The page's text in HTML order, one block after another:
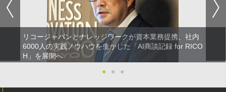
リコージャパンとナレッジワークが資本業務提携、社内
6000人の実践ノウハウを生かした「AI商談記録 for RICO
H」を展開へ
●
● ●